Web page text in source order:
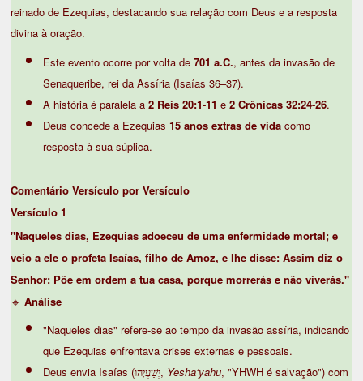
reinado de Ezequias, destacando sua relação com Deus e a resposta
divina à oração.
Este evento ocorre por volta de701 a.C., antes da invasão de
Senaqueribe, rei da Assíria (Isaías 36–37).
A história é paralela a2 Reis 20:1-11 e2 Crônicas 32:24-26.
Deus concede a Ezequias15 anos extras de vida como
resposta à sua súplica.
Comentário Versículo por Versículo
Versículo 1
"Naqueles dias, Ezequias adoeceu de uma enfermidade mortal; e
veio a ele o profeta Isaías, filho de Amoz, e lhe disse: Assim diz o
Senhor: Põe em ordem a tua casa, porque morrerás e não viverás."
🔹Análise
"Naqueles dias" refere-se ao tempo da invasão assíria, indicando
que Ezequias enfrentava crises externas e pessoais.
Deus envia Isaías (יְשַׁעְיָהוּ, Yesha‘yahu, "YHWH é salvação") com